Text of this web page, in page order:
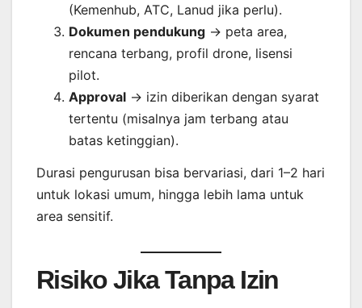
(Kemenhub, ATC, Lanud jika perlu).
Dokumen pendukung → peta area,
rencana terbang, profil drone, lisensi
pilot.
Approval → izin diberikan dengan syarat
tertentu (misalnya jam terbang atau
batas ketinggian).
Durasi pengurusan bisa bervariasi, dari 1–2 hari
untuk lokasi umum, hingga lebih lama untuk
area sensitif.
Risiko Jika Tanpa Izin